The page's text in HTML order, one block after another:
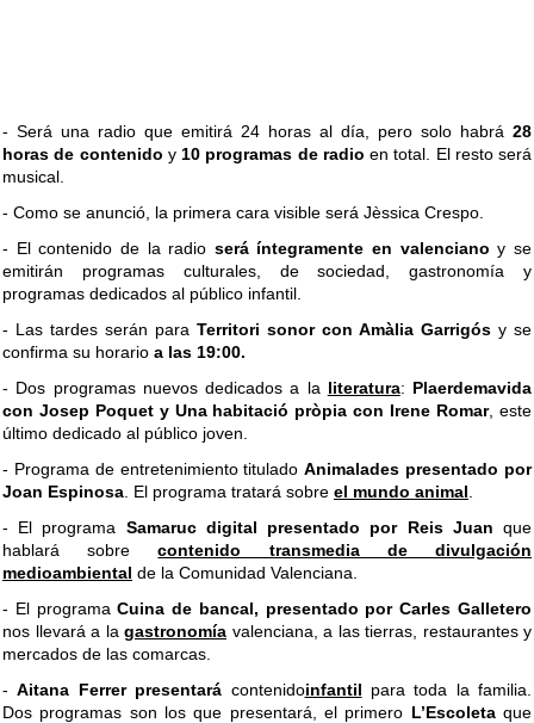
- Será una radio que emitirá 24 horas al día, pero solo habrá 28
horas de contenido y 10 programas de radio en total. El resto será
musical.
- Como se anunció, la primera cara visible será Jèssica Crespo.
- El contenido de la radio será íntegramente en valenciano y se
emitirán programas culturales, de sociedad, gastronomía y
programas dedicados al público infantil.
- Las tardes serán para Territori sonor con Amàlia Garrigós y se
confirma su horario a las 19:00.
- Dos programas nuevos dedicados a la literatura: Plaerdemavida
con Josep Poquet y Una habitació pròpia con Irene Romar, este
último dedicado al público joven.
- Programa de entretenimiento tituladoAnimalades presentado por
Joan Espinosa . El programa tratará sobre el mundo animal
- El programa Samaruc digital presentado por Reis Juan que
hablará sobrecontenido transmedia de divulgación
medioambiental de la Comunidad Valenciana.
- El programaCuina de bancal, presentado por Carles Galletero
nos llevará a la gastronomía valenciana, a las tierras, restaurantes y
mercados de las comarcas.
-Aitana Ferrer presentará contenidoinfantil para toda la familia.
Dos programas son los que presentará, el primero L’Escoletaque